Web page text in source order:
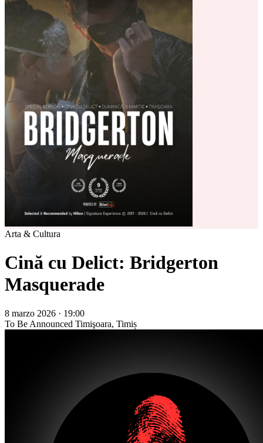
Arta & Cultura
Cină cu Delict: Bridgerton
Masquerade
8 marzo 2026 · 19:00
To Be Announced Timişoara, Timiș